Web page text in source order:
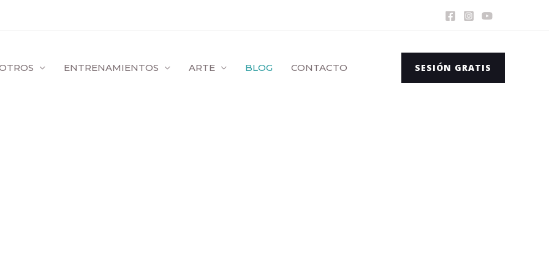
ENTRENAMIENTOS ARTE BLOG CONTACTO SESIÓN GRATIS